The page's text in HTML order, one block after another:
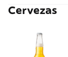
Cervezas